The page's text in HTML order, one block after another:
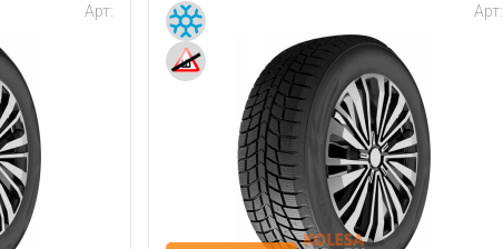
Арт: Арт: